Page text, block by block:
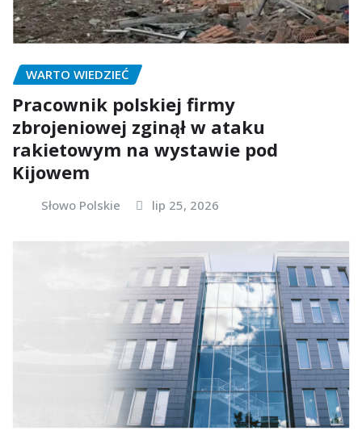
WARTO WIEDZIEĆ
Pracownik polskiej firmy
zbrojeniowej zginął w ataku
rakietowym na wystawie pod
Kijowem
Słowo Polskie lip 25, 2026